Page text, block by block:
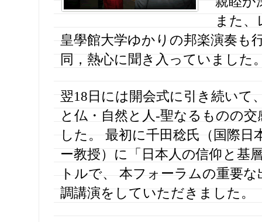
また
皇學館大学ゆかりの邦楽演奏も
同，熱心に聞き入っていました
翌18日には開会式に引き続いて
と仏・自然と人-聖なるものの
した。 最初に千田稔氏（国際日
ー教授）に「日本人の信仰と基
トルで、 本フォーラムの重要
調講演をしていただきました。